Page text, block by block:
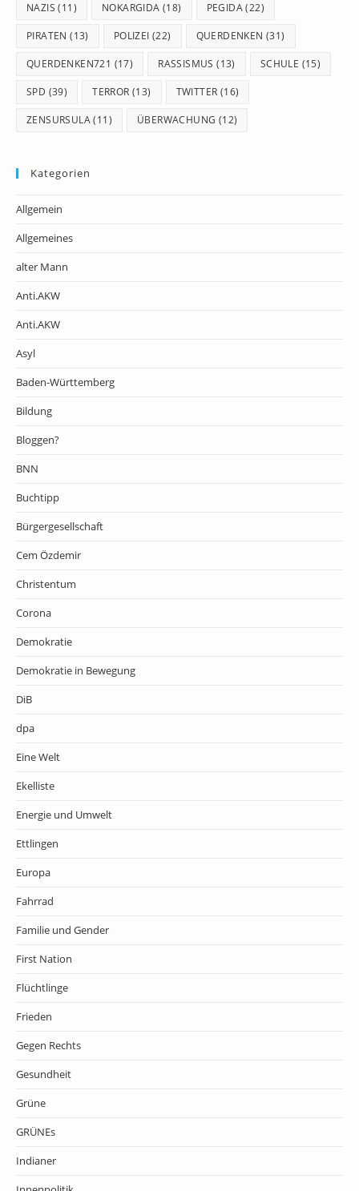
NAZIS (11) NOKARGIDA (18) PEGIDA(22)
PIRATEN (13) POLIZEI (22) QUERDENKEN (31)
QUERDENKEN721 (17) RASSISMUS (13) SCHULE (15)
SPD (39) TERROR (13) TWITTER (16)
ZENSURSULA(11) ÜBERWACHUNG (12)
Kategorien
Allgemein
Allgemeines
alter Mann
Anti.AKW
Anti.AKW
Asyl
Baden-Württemberg
Bildung
Bloggen?
BNN
Buchtipp
Bürgergesellschaft
Cem Özdemir
Christentum
Corona
Demokratie
Demokratie in Bewegung
DiB
dpa
Eine Welt
Ekelliste
Energie und Umwelt
Ettlingen
Europa
Fahrrad
Familie und Gender
First Nation
Flüchtlinge
Frieden
Gegen Rechts
Gesundheit
Grüne
GRÜNEs
Indianer